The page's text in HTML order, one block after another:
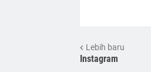
Lebih baru
Instagram